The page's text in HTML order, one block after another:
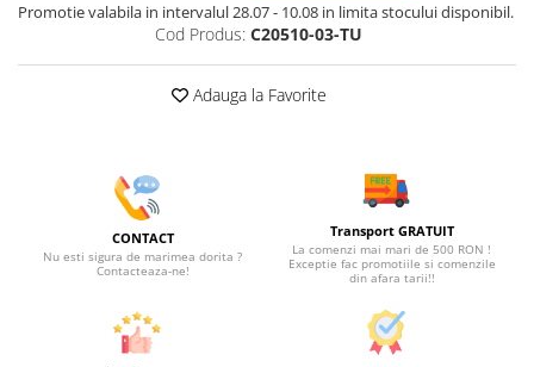
Promotie valabila in intervalul 28.07 - 10.08 in limita stocului disponibil.
Cod Produs: C20510-03-TU
Adauga la Favorite
CONTACT
Nu esti sigura de marimea dorita ?
Contacteaza-ne!
Transport GRATUIT
La comenzi mai mari de 500 RON !
Exceptie fac promotiile si comenzile
din afara tarii!!